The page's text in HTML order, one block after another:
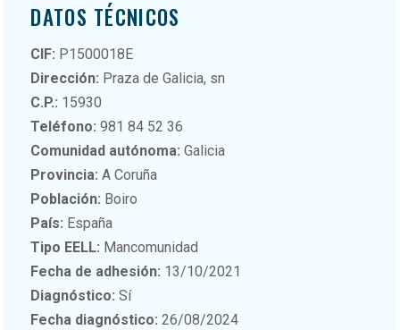
DATOS TÉCNICOS
CIF: P1500018E
Dirección: Praza de Galicia, sn
C.P.: 15930
Teléfono: 981 84 52 36
Comunidad autónoma: Galicia
Provincia: A Coruña
Población: Boiro
País: España
Tipo EELL: Mancomunidad
Fecha de adhesión: 13/10/2021
Diagnóstico: Sí
Fecha diagnóstico: 26/08/2024